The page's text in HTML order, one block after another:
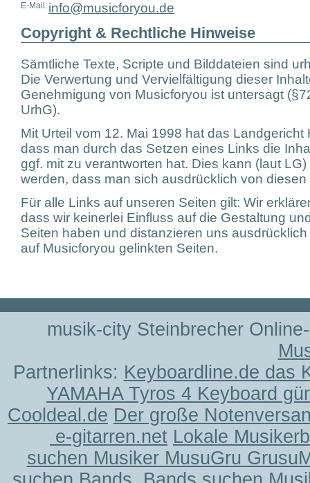
E-Mail: info@musicforyou.de
Copyright & Rechtliche Hinweise
Sämtliche Texte, Scripte und Bilddateien sind
Die Verwertung und Vervielfältigung dieser
Genehmigung von Musicforyou ist untersagt
UrhG).
Mit Urteil vom 12. Mai 1998 hat das
dass man durch das Setzen eines Links die
ggf. mit zu verantworten hat. Dies kann (laut
werden, dass man sich ausdrücklich von
Für alle Links auf unseren Seiten gilt: Wir
dass wir keinerlei Einfluss auf die Gestaltung
Seiten haben und distanzieren uns
auf Musicforyou gelinkten Seiten.
musik-city Steinbrecher
Partnerlinks: Keyboardline.de das
YAMAHA Tyros 4 Keyboard
Cooldeal.de Der große
e-gitarren.net Lokale
suchen Musiker MusuGru